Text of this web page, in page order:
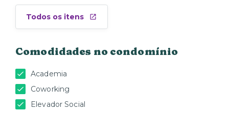
Todos os itens
Comodidades no condomínio
Academia
Coworking
Elevador Social